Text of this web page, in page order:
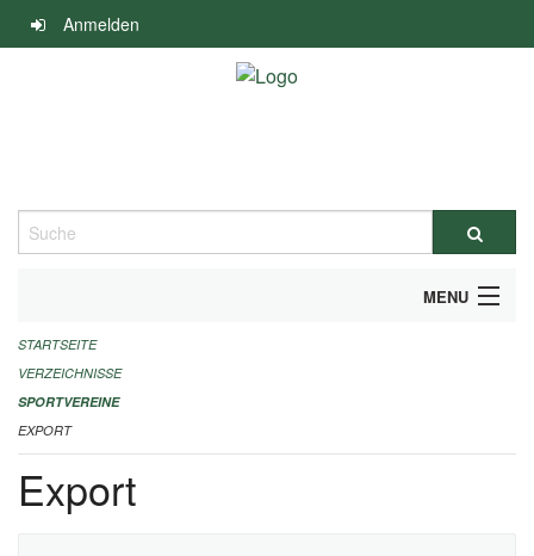
Navigation
überspringen
Anmelden
Suche
MENU
ALLGEMEINE INFORMATIONEN
FINANZIELLE UNTERSTÜTZUNG BENÖTIGT?
KONTAKT
STARTSEITE
VERZEICHNISSE
SPORTVEREINE
EXPORT
Export